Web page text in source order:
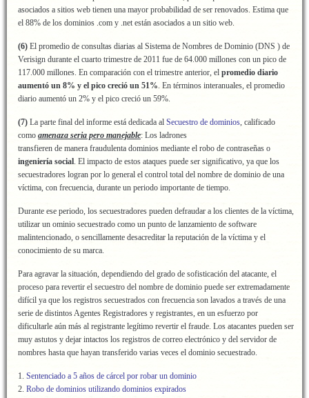
asociados a sitios web tienen una mayor probabilidad de ser renovados. Estima que
el 88% de los dominios .com y .net están asociados a un sitio web.
(6) El promedio de consultas diarias al Sistema de Nombres de Dominio (DNS ) de
Verisign durante el cuarto trimestre de 2011 fue de 64.000 millones con un pico de
117.000 millones. En comparación con el trimestre anterior, el promedio diario
aumentó un 8% y el pico creció un 51%. En términos interanuales, el promedio
diario aumentó un 2% y el pico creció un 59%.
(7) La parte final del informe está dedicada al Secuestro de dominios, calificado
como amenaza seria pero manejable: Los ladrones
transfieren de manera fraudulenta dominios mediante el robo de contraseñas o
ingeniería social. El impacto de estos ataques puede ser significativo, ya que los
secuestradores logran por lo general el control total del nombre de dominio de una
víctima, con frecuencia, durante un periodo importante de tiempo.
Durante ese periodo, los secuestradores pueden defraudar a los clientes de la víctima,
utilizar un ominio secuestrado como un punto de lanzamiento de software
malintencionado, o sencillamente desacreditar la reputación de la víctima y el
conocimiento de su marca.
Para agravar la situación, dependiendo del grado de sofisticación del atacante, el
proceso para revertir el secuestro del nombre de dominio puede ser extremadamente
difícil ya que los registros secuestrados con frecuencia son lavados a través de una
serie de distintos Agentes Registradores y registrantes, en un esfuerzo por
dificultarle aún más al registrante legítimo revertir el fraude. Los atacantes pueden ser
muy astutos y dejar intactos los registros de correo electrónico y del servidor de
nombres hasta que hayan transferido varias veces el dominio secuestrado.
1. Sentenciado a 5 años de cárcel por robar un dominio
2. Robo de dominios utilizando dominios expirados